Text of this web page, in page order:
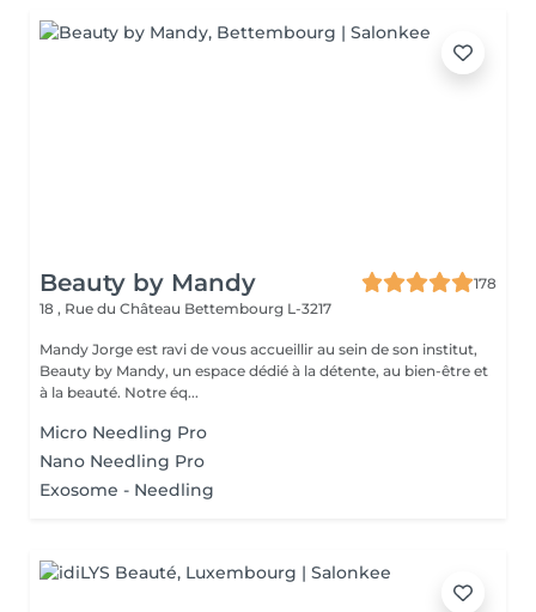
Beauty by Mandy
178
18 , Rue du Château Bettembourg L-3217
Mandy Jorge est ravi de vous accueillir au sein de son institut,
Beauty by Mandy, un espace dédié à la détente, au bien-être et
à la beauté. Notre éq...
Micro Needling Pro
Nano Needling Pro
Exosome - Needling